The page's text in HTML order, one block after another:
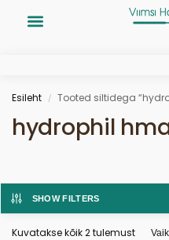
Esileht / Tooted siltidega
hydrophil
SHOW FILTERS
Kuvatakse kõik 2 tulemust